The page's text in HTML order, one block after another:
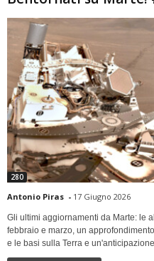
280
Antonio Piras - 17 Giugno 2026
Gli ultimi aggiornamenti da Marte: le
febbraio e marzo, un
e le basi sulla Terra e